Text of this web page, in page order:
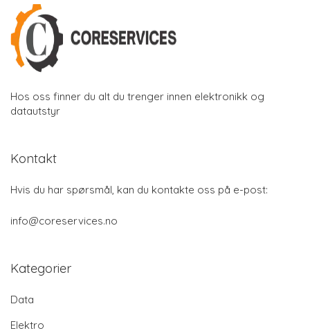
Hos oss finner du alt du trenger innen elektronikk og
datautstyr
Kontakt
Hvis du har spørsmål, kan du kontakte oss på e-post:
info@coreservices.no
Kategorier
Data
Elektro